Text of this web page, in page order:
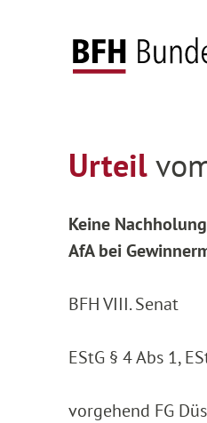
Startseite
Urteil
Keine
AfA bei
BFH VIII. Senat
EStG § 4 Abs 1,
vorgehend FG